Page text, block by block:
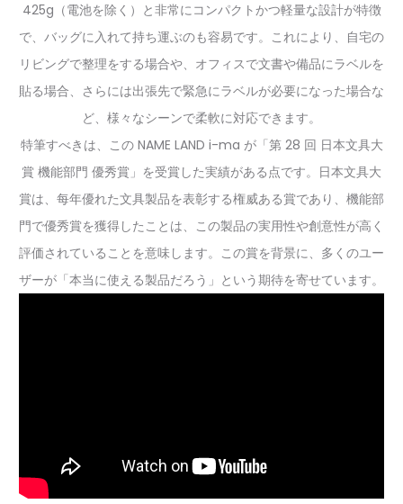
425g（電池を除く）と非常にコンパクトかつ軽量な設計が特徴
で、バッグに入れて持ち運ぶのも容易です。これにより、自宅の
リビングで整理をする場合や、オフィスで文書や備品にラベルを
貼る場合、さらには出張先で緊急にラベルが必要になった場合な
ど、様々なシーンで柔軟に対応できます。
特筆すべきは、この NAME LAND i-ma が「第 28 回 日本文具大
賞 機能部門 優秀賞」を受賞した実績がある点です。日本文具大
賞は、每年優れた文具製品を表彰する権威ある賞であり、機能部
門で優秀賞を獲得したことは、この製品の実用性や創意性が高く
評価されていることを意味します。この賞を背景に、多くのユー
ザーが「本当に使える製品だろう」という期待を寄せています。